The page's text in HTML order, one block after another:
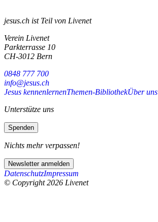
jesus.ch ist Teil von Livenet
Verein Livenet
Parkterrasse 10
CH-3012 Bern
0848 777 700
info@jesus.ch
Jesus kennenlernenThemen-BibliothekÜber uns
Unterstütze uns
Spenden
Nichts mehr verpassen!
Newsletter anmelden
DatenschutzImpressum
© Copyright 2026 Livenet